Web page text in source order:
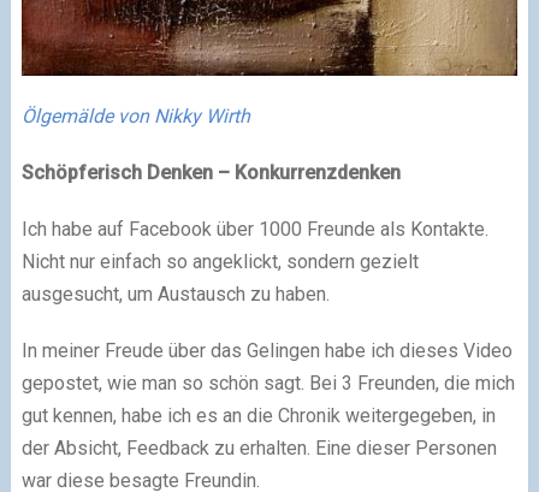
Ölgemälde von Nikky Wirth
Schöpferisch Denken – Konkurrenzdenken
Ich habe auf Facebook über 1000 Freunde als Kontakte.
Nicht nur einfach so angeklickt, sondern gezielt
ausgesucht, um Austausch zu haben.
In meiner Freude über das Gelingen habe ich dieses Video
gepostet, wie man so schön sagt. Bei 3 Freunden, die mich
gut kennen, habe ich es an die Chronik weitergegeben, in
der Absicht, Feedback zu erhalten. Eine dieser Personen
war diese besagte Freundin.